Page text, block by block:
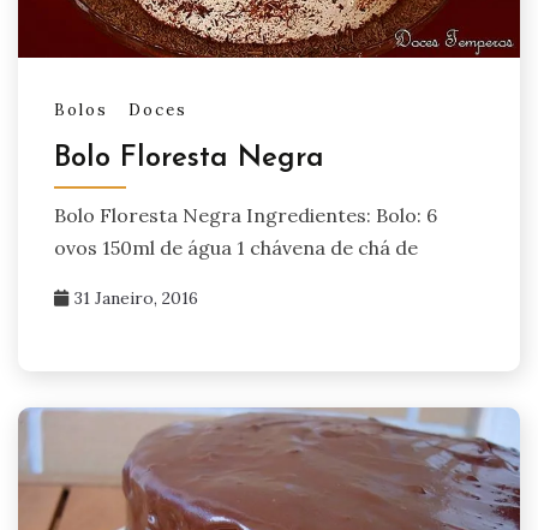
Bolos Doces
Bolo Floresta Negra
Bolo Floresta Negra Ingredientes: Bolo: 6
ovos 150ml de água 1 chávena de chá de
31 Janeiro, 2016